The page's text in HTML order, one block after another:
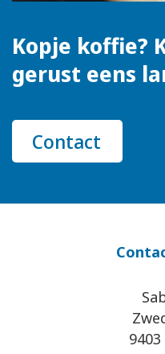
Kopje koffie?
gerust eens
Contact